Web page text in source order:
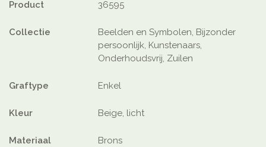
Product 36595
Collectie
Beelden en Symbolen, Bijzonder
persoonlijk, Kunstenaars,
Onderhoudsvrij, Zuilen
Graftype Enkel
Kleur Beige, licht
Materiaal Brons